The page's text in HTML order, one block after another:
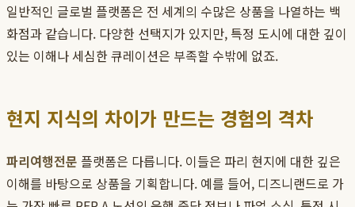
일반적인 글로벌 플랫폼은 전 세계의 수많은 상품을 나열하는 백
화점과 같습니다. 다양한 선택지가 있지만, 특정 도시에 대한 깊이
있는 이해나 세심한 큐레이션은 부족할 수밖에 없죠.
현지 지식의 차이가 만드는 경험의 격차
파리여행전문 플랫폼은 다릅니다. 이들은 파리 현지에 대한 깊은
이해를 바탕으로 상품을 기획합니다. 예를 들어, 디즈니랜드로 가